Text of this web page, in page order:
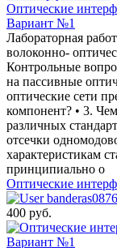
Оптические
Вариант №1
Лабораторная
волоконно-
Контрольные
на пассивные
оптические сети
компонент? • 3.
различных
отсечки
характеристикам
принципиально о
Оптические
banderas0876
400 руб.